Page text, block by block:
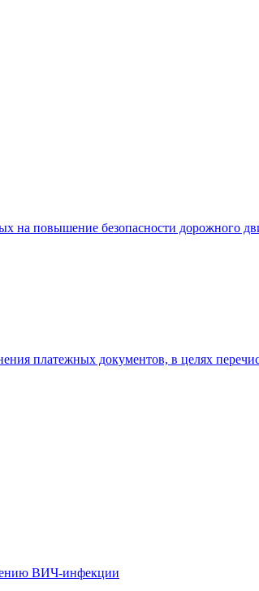
на повышение безопасности дорожного
платежных документов, в целях